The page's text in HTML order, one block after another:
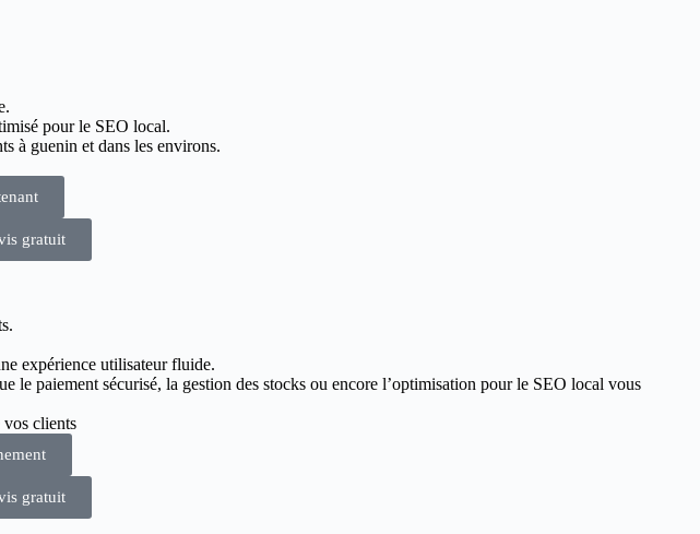
pour le SEO local.
à guenin et dans les environs.
gratuit
expérience utilisateur fluide.
le paiement sécurisé, la gestion des stocks ou encore l’optimisation pour le SEO local vous
vos clients
gratuit